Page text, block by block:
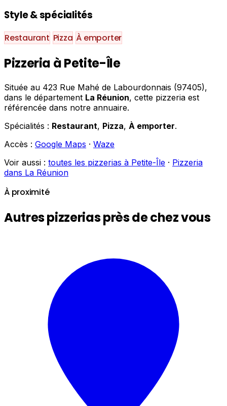
Style & spécialités
Restaurant Pizza À emporter
Pizzeria à Petite-Île
Située au 423 Rue Mahé de Labourdonnais (97405),
dans le département La Réunion, cette pizzeria est
référencée dans notre annuaire.
Spécialités : Restaurant, Pizza, À emporter.
Accès : Google Maps · Waze
Voir aussi : toutes les pizzerias à Petite-Île · Pizzeria
dans La Réunion
À proximité
Autres pizzerias près de chez vous